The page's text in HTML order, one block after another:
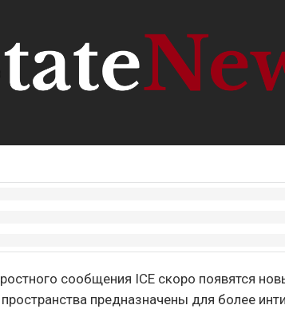
сообщения ICE скоро появятся
предназначены для более